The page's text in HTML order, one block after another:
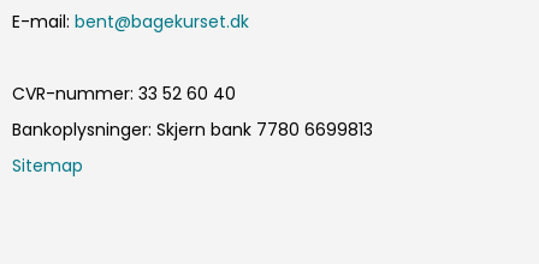
E-mail: bent@bagekurset.dk
CVR-nummer: 33 52 60 40
Bankoplysninger: Skjern bank 7780 6699813
Sitemap